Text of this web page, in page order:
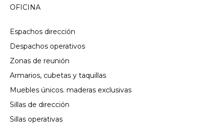
OFICINA
Espachos dirección
Despachos operativos
Zonas de reunión
Armarios, cubetas y taquillas
Muebles únicos. maderas exclusivas
Sillas de dirección
Sillas operativas